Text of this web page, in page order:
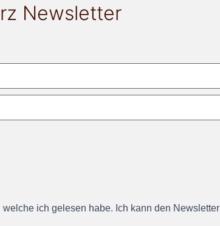
Newsletter
welche ich gelesen habe. Ich kann den Newsletter